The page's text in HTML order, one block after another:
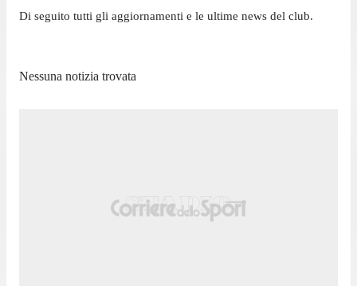
Di seguito tutti gli aggiornamenti e le ultime news del club.
Nessuna notizia trovata